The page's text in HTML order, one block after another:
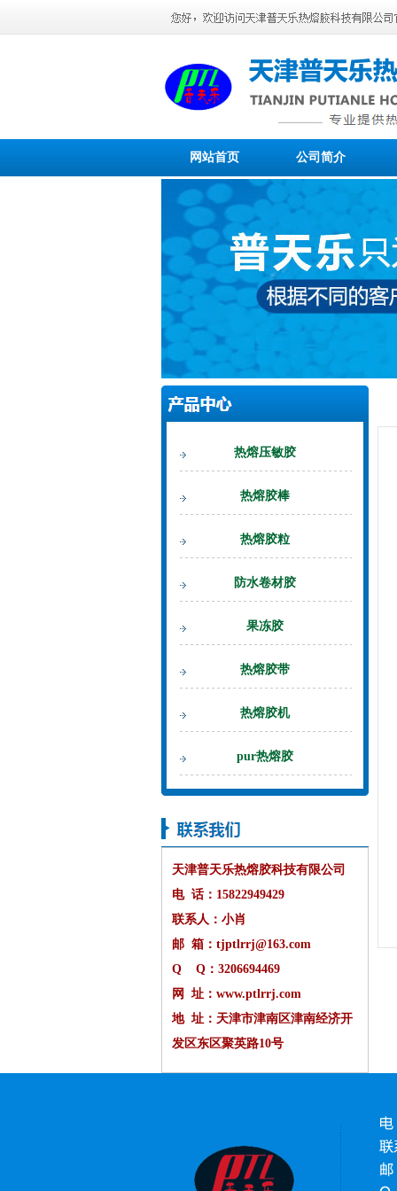
网站首页 公司简介
热熔压敏胶
热熔胶棒
热熔胶粒
防水卷材胶
果冻胶
热熔胶带
热熔胶机
pur热熔胶
天津普天乐热熔胶科技有限公司
电 话：15822949429
联系人：小肖
邮 箱：tjptlrrj@163.com
Q Q：3206694469
网 址：www.ptlrrj.com
地 址：天津市津南区津南经济开
发区东区聚英路10号